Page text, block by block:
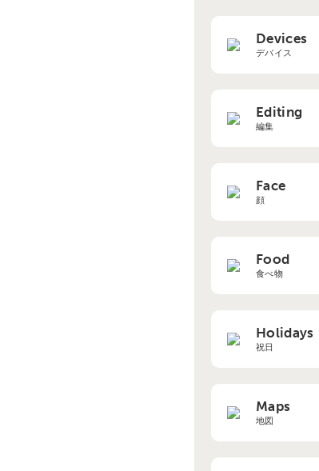
Devices
デバイス
Editing
編集
Face
顔
Food
食べ物
Holidays
祝日
Maps
地図